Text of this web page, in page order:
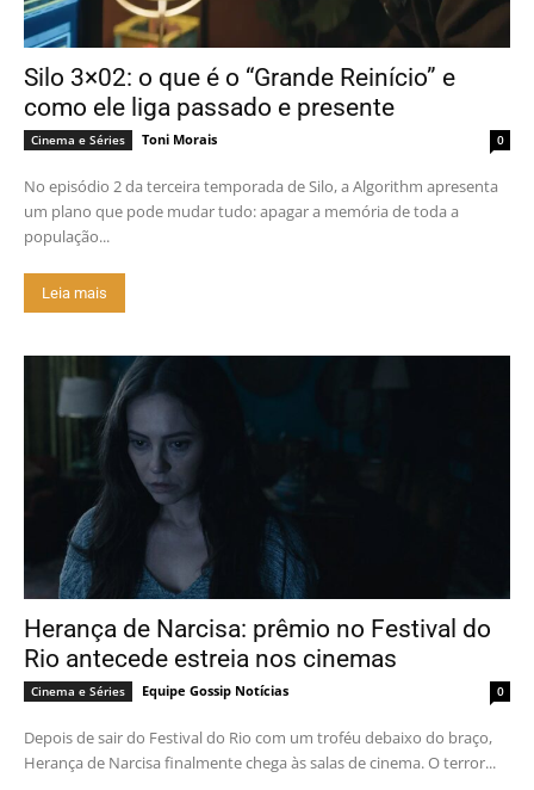
Silo 3×02: o que é o “Grande Reinício” e
como ele liga passado e presente
Cinema e Séries Toni Morais 0
No episódio 2 da terceira temporada de Silo, a Algorithm apresenta
um plano que pode mudar tudo: apagar a memória de toda a
população...
Leia mais
Herança de Narcisa: prêmio no Festival do
Rio antecede estreia nos cinemas
Cinema e Séries Equipe Gossip Notícias 0
Depois de sair do Festival do Rio com um troféu debaixo do braço,
Herança de Narcisa finalmente chega às salas de cinema. O terror...